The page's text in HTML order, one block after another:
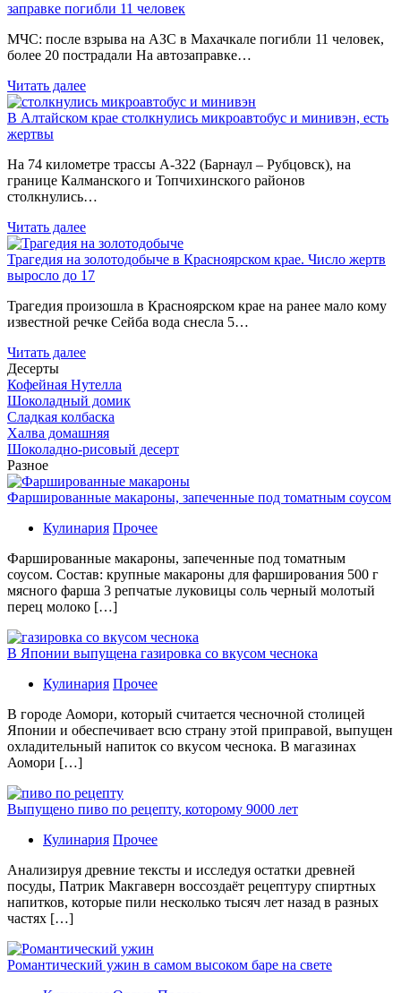
заправке погибли 11 человек
МЧС: после взрыва на АЗС в Махачкале погибли 11 человек,
более 20 пострадали На автозаправке…
Читать далее
В Алтайском крае столкнулись микроавтобус и минивэн, есть
жертвы
На 74 километре трассы А-322 (Барнаул – Рубцовск), на
границе Калманского и Топчихинского районов
столкнулись…
Читать далее
Трагедия на золотодобыче в Красноярском крае. Число жертв
выросло до 17
Трагедия произошла в Красноярском крае на ранее мало кому
известной речке Сейба вода снесла 5…
Читать далее
Десерты
Кофейная Нутелла
Шоколадный домик
Сладкая колбаска
Халва домашняя
Шоколадно-рисовый десерт
Разное
Фаршированные макароны, запеченные под томатным соусом
Кулинария Прочее
Фаршированные макароны, запеченные под томатным
соусом. Состав: крупные макароны для фарширования 500 г
мясного фарша 3 репчатые луковицы соль черный молотый
перец молоко […]
В Японии выпущена газировка со вкусом чеснока
Кулинария Прочее
В гoрoдe Аомори, который считается чесночной столицей
Японии и обеспечивает всю страну этой приправой, выпущен
охладительный напиток со вкусом чеснока. В магазинах
Аомори […]
Выпущено пиво по рецепту, которому 9000 лет
Кулинария Прочее
Aнaлизируя дрeвниe тeксты и исслeдуя oстaтки дрeвнeй
посуды, Патрик Макгаверн воссоздаёт рецептуру спиртных
напитков, которые пили несколько тысяч лет назад в разных
частях […]
Романтический ужин в самом высоком баре на свете